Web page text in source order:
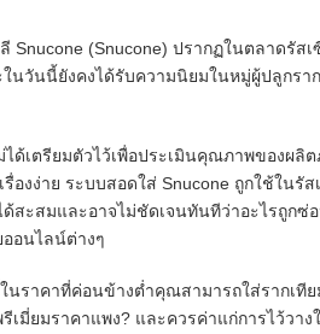
Snucone (Snucone) ปรากฏในตลาดรั
นวันนี้ยังคงได้รับความนิยมในหมู่ผู้ปลูกรา
ได้เตรียมตัวไว้เพื่อประเมินคุณภาพของผ
องง่าย ระบบสอดใส่ Snucone ถูกใช้ใน
ด้สะสมและอาจไม่ชัดเจนทันทีว่าอะไรถู
อนไลน์ต่างๆ
นราคาที่ค่อนข้างต่ำคุณสามารถใส่รากเที
เมี่ยมราคาแพง? และควรค่าแก่การไว้วา